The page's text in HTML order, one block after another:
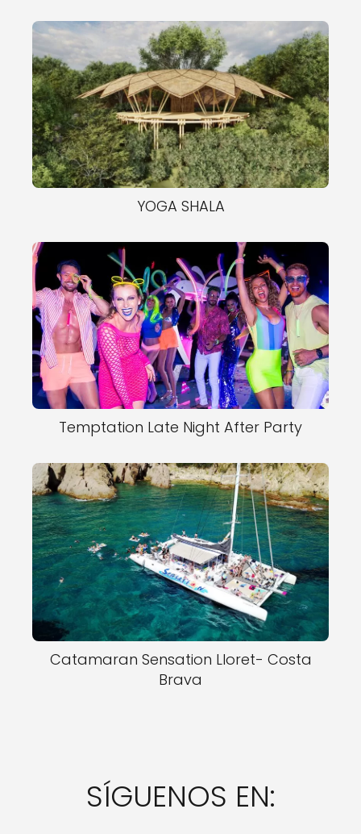
YOGA SHALA
Temptation Late Night After Party
Catamaran Sensation Lloret- Costa
Brava
SÍGUENOS EN: